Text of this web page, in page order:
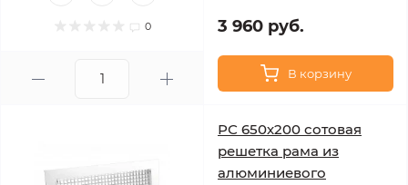
0 3 960 руб.
В корзину
РС 650х200 сотовая
решетка рама из
алюминиевого